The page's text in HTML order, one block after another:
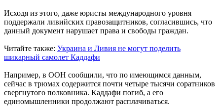
Исходя из этого, даже юристы международного уровня
поддержали ливийских правозащитников, согласившись, что
данный документ нарушает права и свободы граждан.
Читайте также: Украина и Ливия не могут поделить
шикарный самолет Каддафи
Например, в ООН сообщили, что по имеющимся данным,
сейчас в трюмах содержится почти четыре тысячи соратников
свергнутого полковника. Каддафи погиб, а его
единомышленники продолжают расплачиваться.